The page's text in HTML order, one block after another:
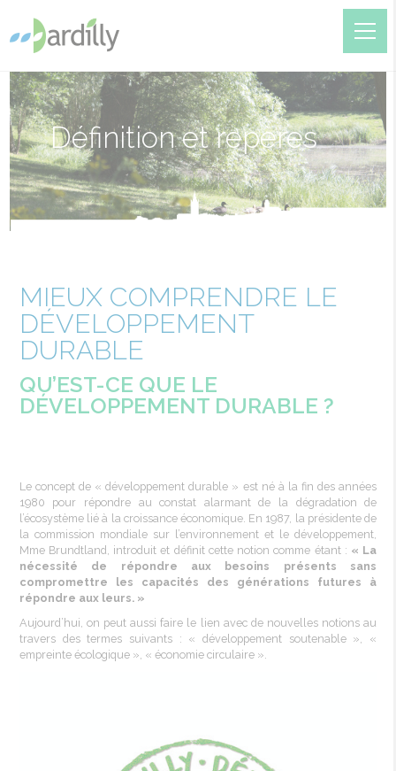
Définition et repères
MIEUX COMPRENDRE LE
DÉVELOPPEMENT
DURABLE
QU’EST-CE QUE LE
DÉVELOPPEMENT DURABLE ?
Le concept de «développement durable » est né à la fin desannées
1980 pour répondre auconstat alarmantde la dégradation de
l’écosystème lié à la croissance économique. En 1987, la présidentede
la commission mondialesur l’environnement et ledéveloppement,
Mme Brundtland , introduit et définit cettenotioncomme étant: « La
nécessité de répondre aux besoins présents sans
compromettre les capacités des générations futures à
répondre aux leurs. »
Aujourd’hui, on peut aussi faire le lien avecde nouvellesnotions au
traversdestermes suivants: «développement soutenable», «
empreinte écologique», « économie circulaire».